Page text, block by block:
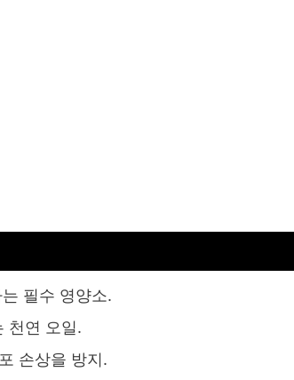
필수 영양소.
천연 오일.
손상을 방지.